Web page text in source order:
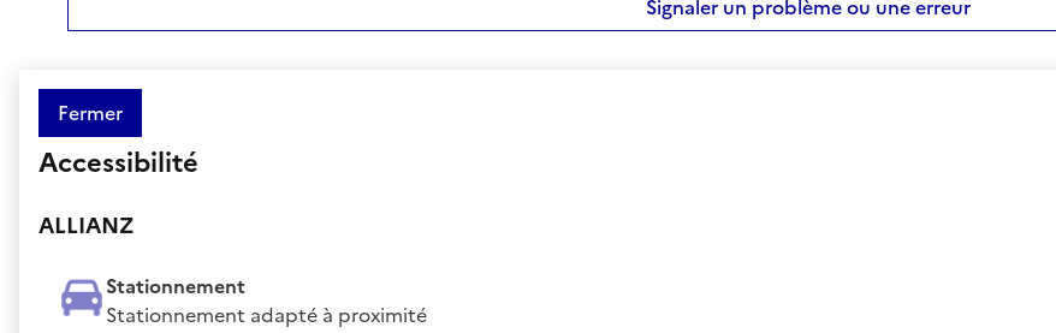
Signaler un problème ou une erreur
Fermer
Accessibilité
ALLIANZ
Stationnement
Stationnement adapté à proximité